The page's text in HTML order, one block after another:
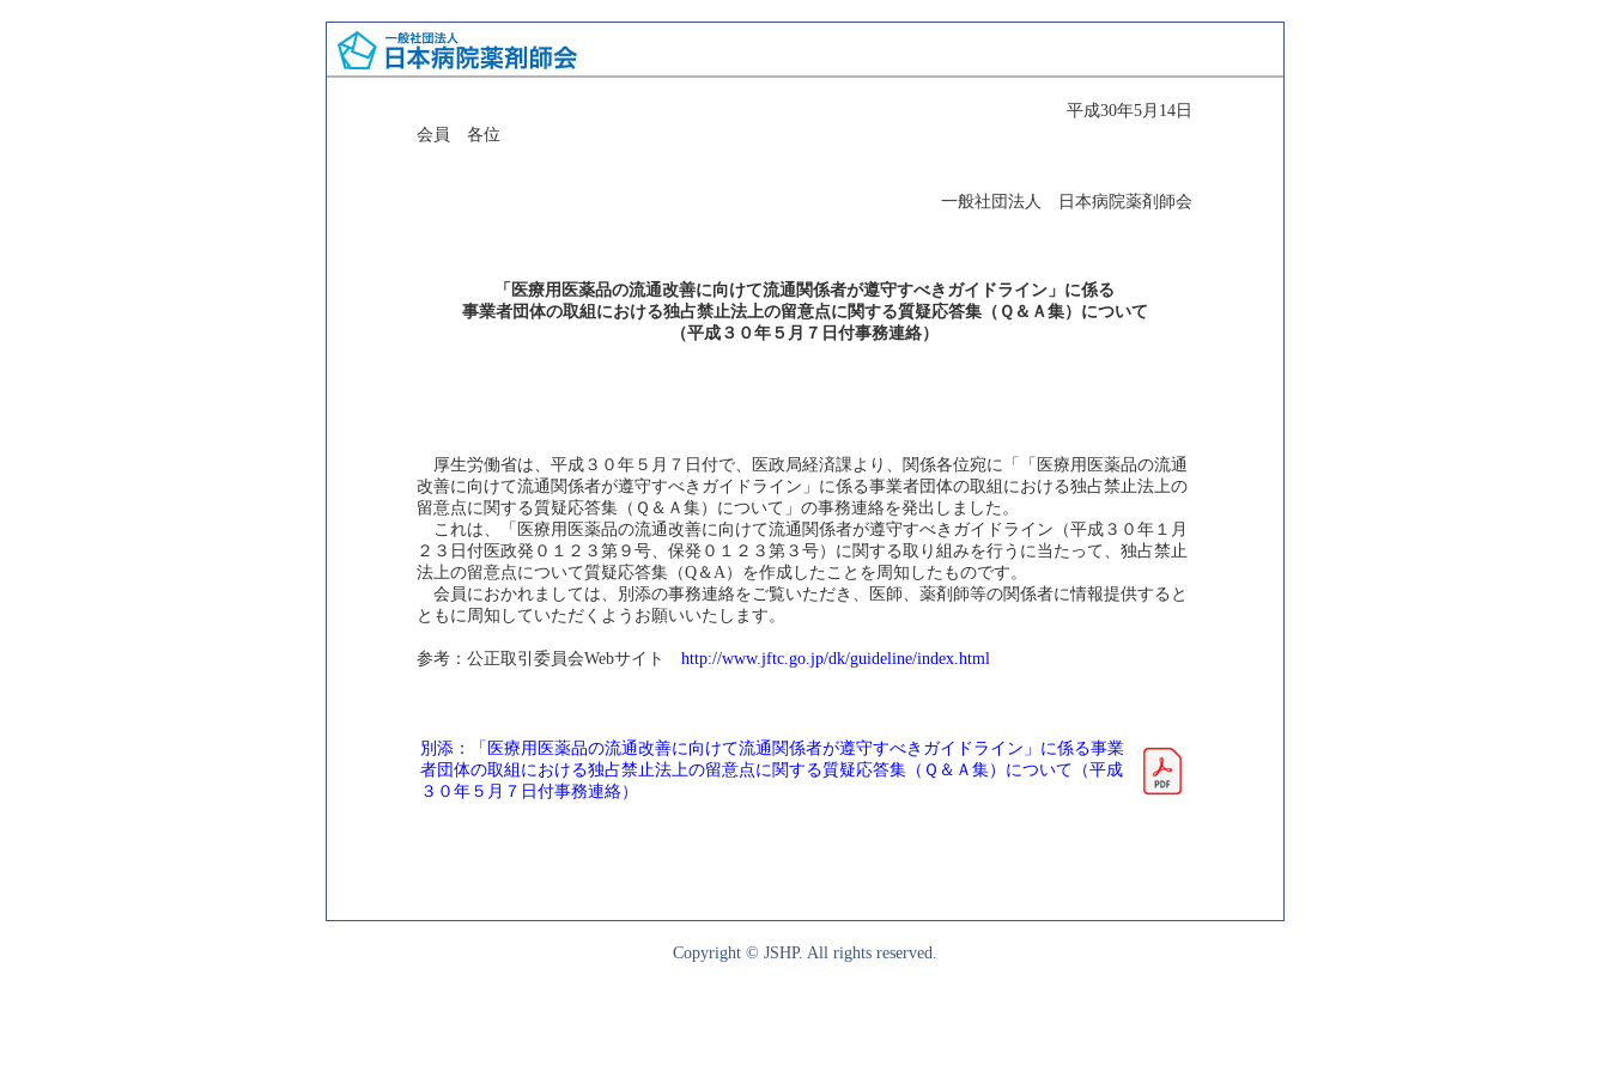
平成30年5月14日
会員 各位
一般社団法人 日本病院薬剤師会
「医療用医薬品の流通改善に向けて流通関係者が遵守すべきガイドライン」に係る
事業者団体の取組における独占禁止法上の留意点に関する質疑応答集（Ｑ＆Ａ集）について
（平成３０年５月７日付事務連絡）
厚生労働省は、平成３０年５月７日付で、医政局経済課より、関係各位宛に「「医療用医薬品の流通
改善に向けて流通関係者が遵守すべきガイドライン」に係る事業者団体の取組における独占禁止法上の
留意点に関する質疑応答集（Ｑ＆Ａ集）について」の事務連絡を発出しました。
これは、「医療用医薬品の流通改善に向けて流通関係者が遵守すべきガイドライン（平成３０年１月
２３日付医政発０１２３第９号、保発０１２３第３号）に関する取り組みを行うに当たって、独占禁止
法上の留意点について質疑応答集（Q＆A）を作成したことを周知したものです。
会員におかれましては、別添の事務連絡をご覧いただき、医師、薬剤師等の関係者に情報提供すると
ともに周知していただくようお願いいたします。
参考：公正取引委員会Webサイト http://www.jftc.go.jp/dk/guideline/index.html
別添：「医療用医薬品の流通改善に向けて流通関係者が遵守すべきガイドライン」に係る事業
者団体の取組における独占禁止法上の留意点に関する質疑応答集（Ｑ＆Ａ集）について（平成
３０年５月７日付事務連絡）
Copyright © JSHP. All rights reserved.